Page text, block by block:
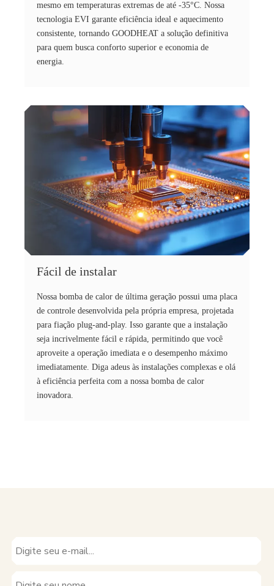
mesmo em temperaturas extremas de até -35°C. Nossa
tecnologia EVI garante eficiência ideal e aquecimento
consistente, tornando GOODHEAT a solução definitiva
para quem busca conforto superior e economia de
energia.
Fácil de instalar
Nossa bomba de calor de última geração possui uma placa
de controle desenvolvida pela própria empresa, projetada
para fiação plug-and-play. Isso garante que a instalação
seja incrivelmente fácil e rápida, permitindo que você
aproveite a operação imediata e o desempenho máximo
imediatamente. Diga adeus às instalações complexas e olá
à eficiência perfeita com a nossa bomba de calor
inovadora.